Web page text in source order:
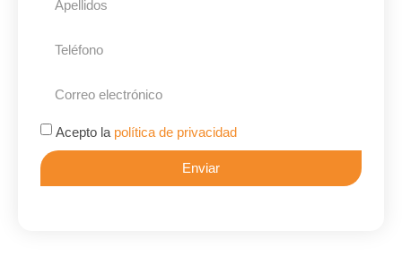
Acepto la política de privacidad
Enviar